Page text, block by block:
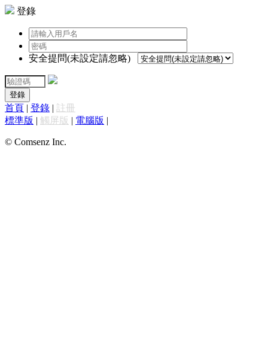
登錄
安全提問(未設定請忽略)
登錄
首頁 | 登錄 | 註冊
標準版 | 觸屏版 | 電腦版 |
© Comsenz Inc.